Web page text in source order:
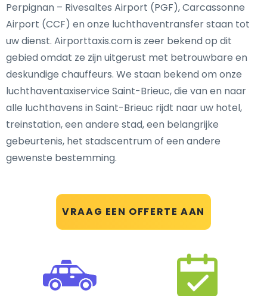
VRAAG EEN OFFERTE AAN
Perpignan – Rivesaltes Airport (PGF), Carcassonne
Airport (CCF) en onze luchthaventransfer staan tot
uw dienst. Airporttaxis.com is zeer bekend op dit
gebied omdat ze zijn uitgerust met betrouwbare en
deskundige chauffeurs. We staan bekend om onze
luchthaventaxiservice Saint-Brieuc, die van en naar
alle luchthavens in Saint-Brieuc rijdt naar uw hotel,
treinstation, een andere stad, een belangrijke
gebeurtenis, het stadscentrum of een andere
gewenste bestemming.